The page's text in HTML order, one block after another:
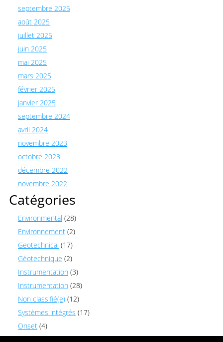
septembre 2025
août 2025
juillet 2025
juin 2025
mai 2025
mars 2025
février 2025
janvier 2025
septembre 2024
avril 2024
novembre 2023
octobre 2023
décembre 2022
novembre 2022
Catégories
Environmental (28)
Environnement (2)
Geotechnical (17)
Géotechnique (2)
Instrumentation (3)
Instrumentation (28)
Non classifié(e) (12)
Systèmes intégrés (17)
Onset (4)